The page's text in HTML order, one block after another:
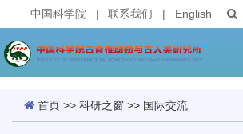
中国科学院 | 联系我们 | English
首页 >> 科研之窗 >> 国际交流